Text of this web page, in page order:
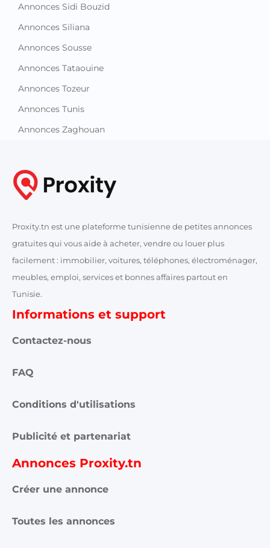
Annonces Sidi Bouzid
Annonces Siliana
Annonces Sousse
Annonces Tataouine
Annonces Tozeur
Annonces Tunis
Annonces Zaghouan
Proxity.tn est une plateforme tunisienne de petites annonces
gratuites qui vous aide à acheter, vendre ou louer plus
facilement : immobilier, voitures, téléphones, électroménager,
meubles, emploi, services et bonnes affaires partout en
Tunisie.
Informations et support
Contactez-nous
FAQ
Conditions d'utilisations
Publicité et partenariat
Annonces Proxity.tn
Créer une annonce
Toutes les annonces